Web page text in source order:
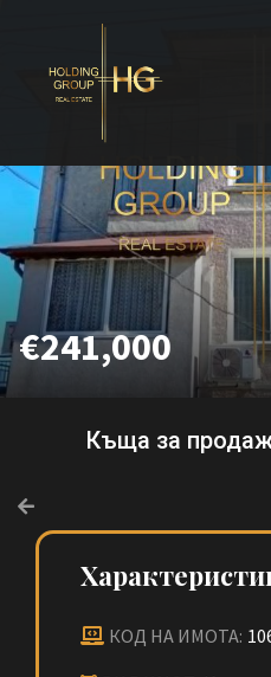
€241,000
Къща за
КОД НА ИМОТА: